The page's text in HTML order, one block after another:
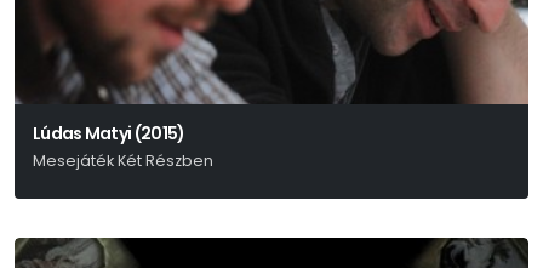
Lúdas Matyi (2015)
Mesejáték Két Részben